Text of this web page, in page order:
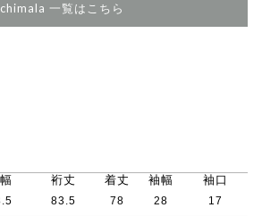
chimala 一覧はこちら
裄丈 着丈 袖幅 袖口
83.5 78 28 17